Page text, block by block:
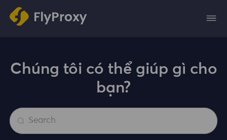
Chúng tôi có thể giúp gì cho
bạn?